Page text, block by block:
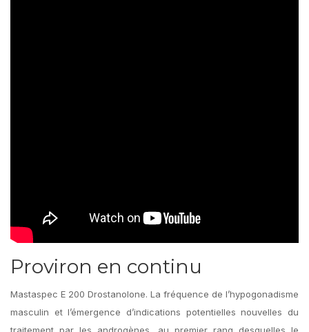
Proviron en continu
Mastaspec E 200 Drostanolone. La fréquence de l’hypogonadisme
masculin et l’émergence d’indications potentielles nouvelles du